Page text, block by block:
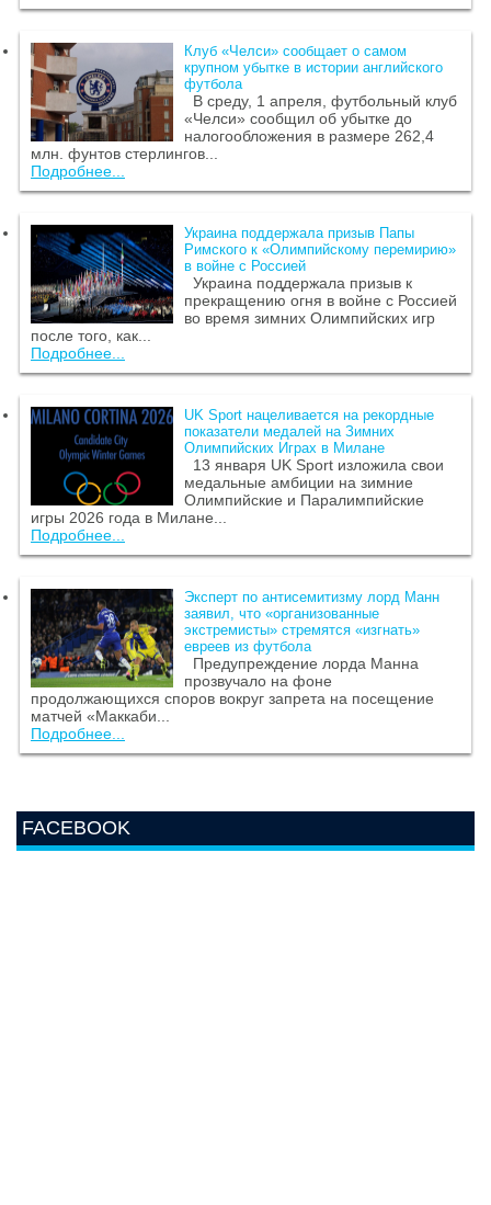
Клуб «Челси» сообщает о самом
крупном убытке в истории английского
футбола
В среду, 1 апреля, футбольный клуб
«Челси» сообщил об убытке до
налогообложения в размере 262,4
млн. фунтов стерлингов...
Подробнее...
Украина поддержала призыв Папы
Римского к «Олимпийскому перемирию»
в войне с Россией
Украина поддержала призыв к
прекращению огня в войне с Россией
во время зимних Олимпийских игр
после того, как...
Подробнее...
UK Sport нацеливается на рекордные
показатели медалей на Зимних
Олимпийских Играх в Милане
13 января UK Sport изложила свои
медальные амбиции на зимние
Олимпийские и Паралимпийские
игры 2026 года в Милане...
Подробнее...
Эксперт по антисемитизму лорд Манн
заявил, что «организованные
экстремисты» стремятся «изгнать»
евреев из футбола
Предупреждение лорда Манна
прозвучало на фоне
продолжающихся споров вокруг запрета на посещение
матчей «Маккаби...
Подробнее...
FACEBOOK